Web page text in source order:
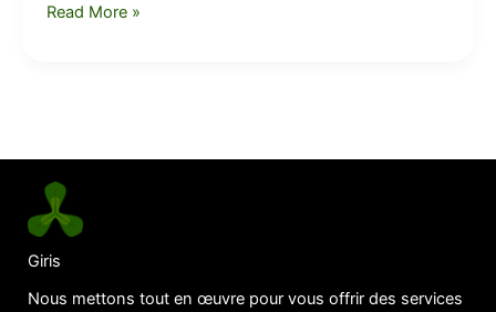
Read More »
Giris
Nous mettons tout en œuvre pour vous offrir des services